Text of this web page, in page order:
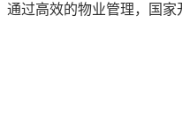
过高效的物业管理，国